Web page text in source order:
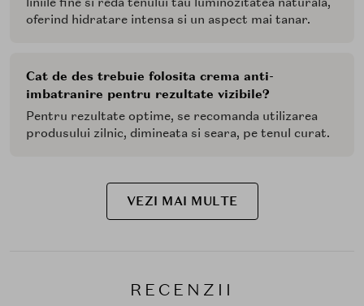
oferind hidratare intensa si un aspect mai tanar.
Cat de des trebuie folosita crema anti-
imbatranire pentru rezultate vizibile?
Pentru rezultate optime, se recomanda utilizarea
produsului zilnic, dimineata si seara, pe tenul curat.
VEZI MAI MULTE
RECENZII